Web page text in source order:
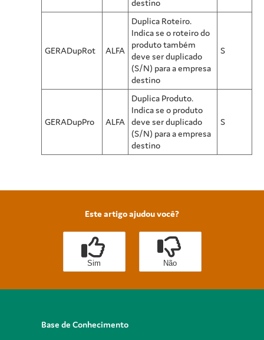
destino
GERADupRot ALFA
Duplica Roteiro.
Indica se o roteiro do
produto também
deve ser duplicado
(S/N) para a empresa
destino
S
GERADupPro ALFA
Duplica Produto.
Indica se o produto
deve ser duplicado
(S/N) para a empresa
destino
S
Este artigo ajudou você?
Sim Não
Base de Conhecimento